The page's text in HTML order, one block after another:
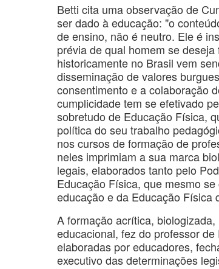
Betti cita uma observação de
ser dado à educação: "o
de ensino, não é neutro. Ele é
prévia de qual homem se
historicamente no Brasil vem
disseminação de valores
consentimento e a colaboração
cumplicidade tem se efetivado
sobretudo de Educação Física,
política do seu trabalho
nos cursos de formação de
neles imprimiam a sua marca
legais, elaborados tanto pelo
Educação Física, que mesmo
educação e da Educação Física
A formação acrítica,
educacional, fez do professor
elaboradas por educadores,
executivo das determinações